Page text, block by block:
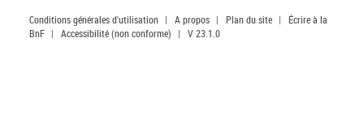
Conditions générales d'utilisation | A propos | Plan du site |
Écrire à la
BnF | Accessibilité (non conforme) | V 23.1.0